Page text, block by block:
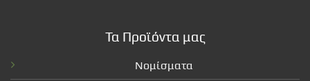
Τα Προϊόντα μας
Νομίσματα